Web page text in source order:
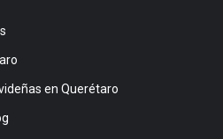
en Querétaro